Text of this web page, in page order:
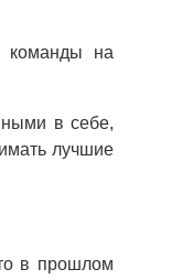
команды на
в себе,
лучшие
в прошлом